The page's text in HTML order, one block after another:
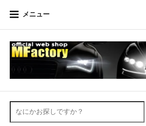
メニュー